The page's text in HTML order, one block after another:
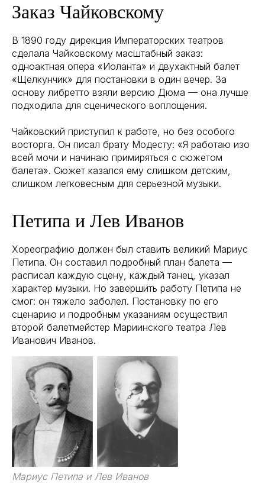
Заказ Чайковскому
В 1890 году дирекция Императорских театров
сделала Чайковскому масштабный заказ:
одноактная опера «Иоланта» и двухактный балет
«Щелкунчик» для постановки в один вечер. За
основу либретто взяли версию Дюма — она лучше
подходила для сценического воплощения.
Чайковский приступил к работе, но без особого
восторга. Он писал брату Модесту: «Я работаю изо
всей мочи и начинаю примиряться с сюжетом
балета». Сюжет казался ему слишком детским,
слишком легковесным для серьезной музыки.
Петипа и Лев Иванов
Хореографию должен был ставить великий Мариус
Петипа. Он составил подробный план балета —
расписал каждую сцену, каждый танец, указал
характер музыки. Но завершить работу Петипа не
смог: он тяжело заболел. Постановку по его
сценарию и подробным указаниям осуществил
второй балетмейстер Мариинского театра Лев
Иванович Иванов.
Мариус Петипа и Лев Иванов